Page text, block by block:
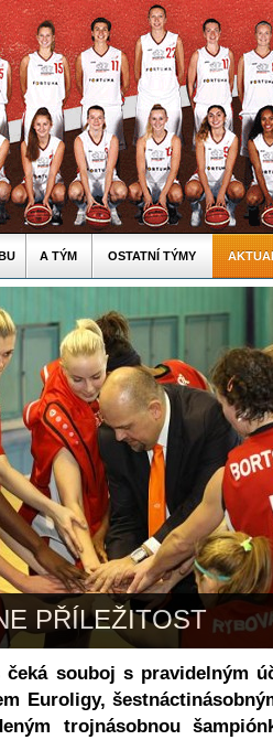
A TÝM OSTATNÍ TÝMY
PŘÍLEŽITOST
souboj s pravidelným
Euroligy,
trojnásobnou